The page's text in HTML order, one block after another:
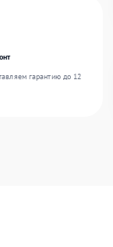
гарантию до 12